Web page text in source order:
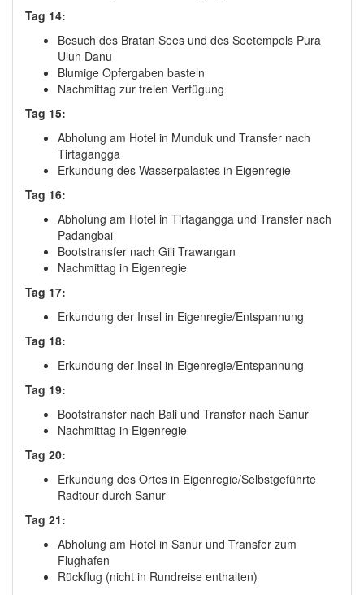
Tag 14:
Besuch des Bratan Sees und des Seetempels Pura
Ulun Danu
Blumige Opfergaben basteln
Nachmittag zur freien Verfügung
Tag 15:
Abholung am Hotel in Munduk und Transfer nach
Tirtagangga
Erkundung des Wasserpalastes in Eigenregie
Tag 16:
Abholung am Hotel in Tirtagangga und Transfer nach
Padangbai
Bootstransfer nach Gili Trawangan
Nachmittag in Eigenregie
Tag 17:
Erkundung der Insel in Eigenregie/Entspannung
Tag 18:
Erkundung der Insel in Eigenregie/Entspannung
Tag 19:
Bootstransfer nach Bali und Transfer nach Sanur
Nachmittag in Eigenregie
Tag 20:
Erkundung des Ortes in Eigenregie/Selbstgeführte
Radtour durch Sanur
Tag 21:
Abholung am Hotel in Sanur und Transfer zum
Flughafen
Rückflug (nicht in Rundreise enthalten)